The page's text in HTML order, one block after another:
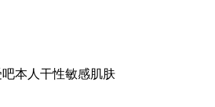
本人干性敏感肌肤